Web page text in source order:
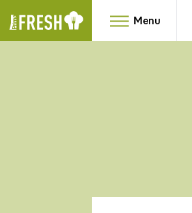
Menu
RYCHLOVKY